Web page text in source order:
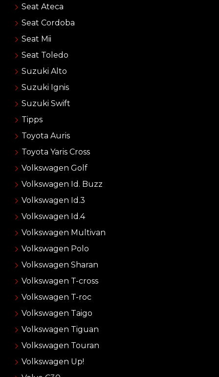
Seat Ateca
Seat Cordoba
Seat Mii
Seat Toledo
Suzuki Alto
Suzuki Ignis
Suzuki Swift
Tipps
Toyota Auris
Toyota Yaris Cross
Volkswagen Golf
Volkswagen Id. Buzz
Volkswagen Id.3
Volkswagen Id.4
Volkswagen Multivan
Volkswagen Polo
Volkswagen Sharan
Volkswagen T-cross
Volkswagen T-roc
Volkswagen Taigo
Volkswagen Tiguan
Volkswagen Touran
Volkswagen Up!